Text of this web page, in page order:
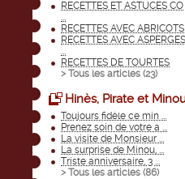
RECETTES ET ASTUCES CO
...
RECETTES AVEC ABRICOTS
RECETTES AVEC ASPERGES
...
RECETTES DE TOURTES
> Tous les articles (23)
Hinès, Pirate et
Toujours fidèle ce min ...
Prenez soin de votre a ...
La visite de Monsieur ...
La surprise de Minou, ...
Triste anniversaire, 3 ...
> Tous les articles (86)